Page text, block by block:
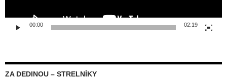
00:00 02:19
ZA DEDINOU – STRELNÍKY